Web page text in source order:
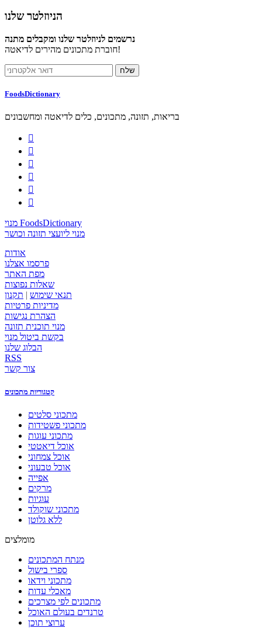
הניוזלטר שלנו
נרשמים לניוזלטר שלנו ומקבלים מתנה
חוברת מתכונים מהירים לדיאטה!
FoodsDictionary
בריאות, תזונה, מתכונים, כלים לדיאטה ומחשבונים






מנוי FoodsDictionary
מנוי ליועצי תזונה וכושר
אודות
פרסמו אצלנו
מפת האתר
שאלות נפוצות
תנאי שימוש | תקנון
מדיניות פרטיות
הצהרת נגישות
מנוי תוכנית תזונה
בקשת ביטול מנוי
הבלוג שלנו
RSS
צור קשר
קטגוריות מתכונים
מתכוני סלטים
מתכוני פשטידות
מתכוני עוגות
אוכל דיאטטי
אוכל צמחוני
אוכל טבעוני
אפייה
מרקים
עוגיות
מתכוני שוקולד
ללא גלוטן
מומלצים
מנתח המתכונים
ספרי בישול
מתכוני וידאו
מאכלי עדות
מתכונים לפי מצרכים
טרנדים בעולם האוכל
ערוצי תוכן